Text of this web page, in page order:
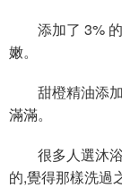
添加了 3% 的
嫩。
甜橙精油添加,
滿滿。
很多人選沐浴
的,覺得那樣洗過